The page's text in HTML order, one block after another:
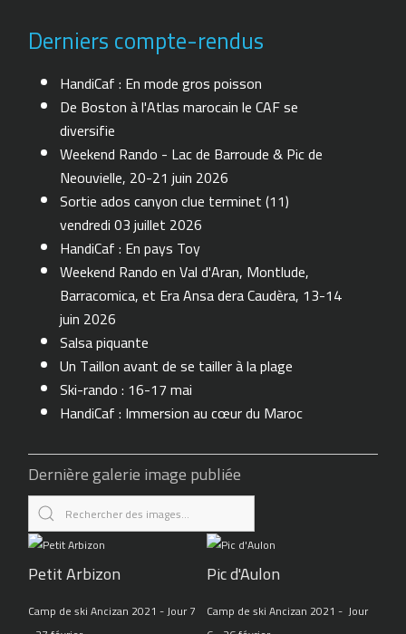
Derniers compte-rendus
HandiCaf : En mode gros poisson
De Boston à l'Atlas marocain le CAF se
diversifie
Weekend Rando - Lac de Barroude & Pic de
Neouvielle, 20-21 juin 2026
Sortie ados canyon clue terminet (11)
vendredi 03 juillet 2026
HandiCaf : En pays Toy
Weekend Rando en Val d'Aran, Montlude,
Barracomica, et Era Ansa dera Caudèra, 13-14
juin 2026
Salsa piquante
Un Taillon avant de se tailler à la plage
Ski-rando : 16-17 mai
HandiCaf : Immersion au cœur du Maroc
Dernière galerie image publiée
Petit Arbizon
Camp de ski Ancizan 2021 - Jour 7
Pic d'Aulon
Camp de ski Ancizan 2021 - Jour